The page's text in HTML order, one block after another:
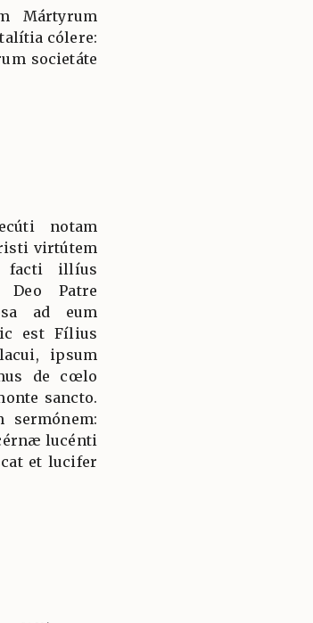
Mártyrum
cólere:
societáte
notam
virtútem
facti illíus
Deo Patre
ad eum
est Fílius
ipsum
de cœlo
sancto.
sermónem:
lucénti
et lucifer